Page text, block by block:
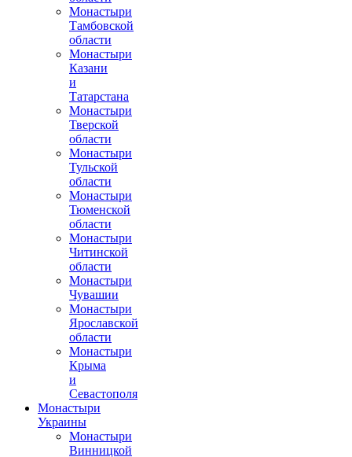
Монастыри
Тамбовской
области
Монастыри
Казани
и
Татарстана
Монастыри
Тверской
области
Монастыри
Тульской
области
Монастыри
Тюменской
области
Монастыри
Читинской
области
Монастыри
Чувашии
Монастыри
Ярославской
области
Монастыри
Крыма
и
Севастополя
Монастыри
Украины
Монастыри
Винницкой